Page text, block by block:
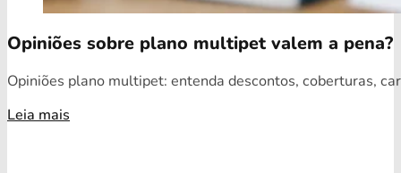
Opiniões sobre plano multipet valem a pena?
Opiniões plano multipet: entenda descontos, coberturas,
Leia mais